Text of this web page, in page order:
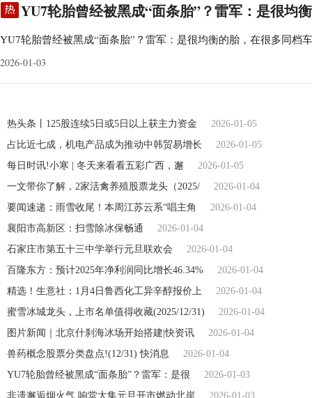
YU7轮胎曾经被黑成“面条胎”？雷军：是很均
YU7轮胎曾经被黑成“面条胎”？雷军：是很均衡的胎，在很多同档
2026-01-03
热头条丨125股连续5日或5日以上获主力资金
2026-01-05
占比近七成，机电产品成为推动中韩贸易增长
2026-01-05
每日时讯!小寒 | 冬天来看看五彩广西，邂
2026-01-05
一文带你了解，2家活禽养殖股票龙头（2025/
2026-01-04
要闻速递：雨雪收尾！本周江苏云系“唱主角
2026-01-04
襄阳市高新区：扫雪除冰保畅通
2026-01-04
石家庄市第五十三中学举行元旦联欢会
2026-01-04
百隆东方：预计2025年净利润同比增长46.34%
2026-01-04
精选！生意社：1月4日鲁西化工异辛醇报价上
2026-01-04
蜜雪冰城龙头，上市名单值得收藏(2025/12/31)
2026-01-04
图片新闻｜北京什刹海冰场开始搭建|快资讯
2026-01-04
兽药概念股票分类盘点!(12/31) 快消息
2026-01-04
YU7轮胎曾经被黑成“面条胎”？雷军：是很
2026-01-03
非遗邂逅烟火气 响堂大集元旦开市燃动北岸
2026-01-03